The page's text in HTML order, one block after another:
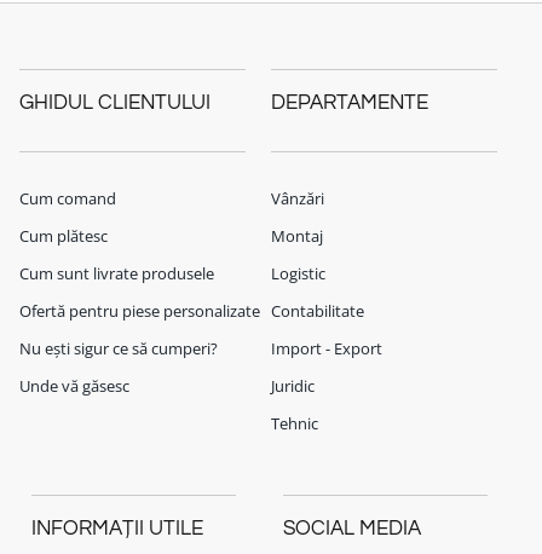
GHIDUL CLIENTULUI
Cum comand
Cum plătesc
Cum sunt livrate produsele
Ofertă pentru piese personalizate
Nu ești sigur ce să cumperi?
Unde vă găsesc
DEPARTAMENTE
Vânzări
Montaj
Logistic
Contabilitate
Import - Export
Juridic
Tehnic
INFORMAȚII UTILE SOCIAL MEDIA